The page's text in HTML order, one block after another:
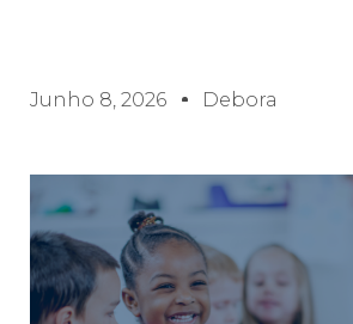
Junho 8, 2026 Debora